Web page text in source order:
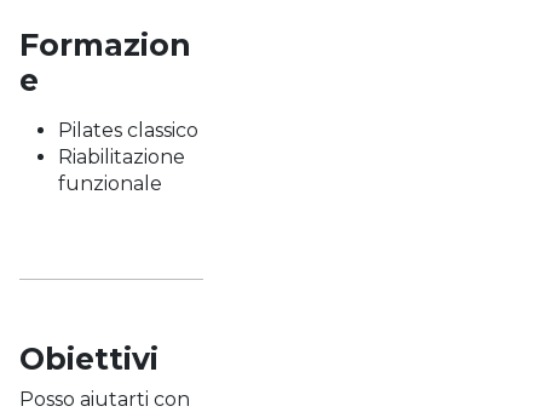
Formazion
e
Pilates classico
Riabilitazione
funzionale
Obiettivi
Posso aiutarti con